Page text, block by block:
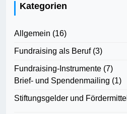
Kategorien
Allgemein (16)
Fundraising als Beruf(3)
Fundraising-Instrumente (7)
Brief- und Spendenmailing (1)
Stiftungsgelder und Fördermittel